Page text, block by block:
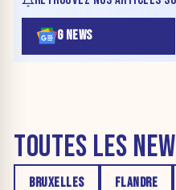
G NEWS
TOUTES LES
BRUXELLES FLANDRE